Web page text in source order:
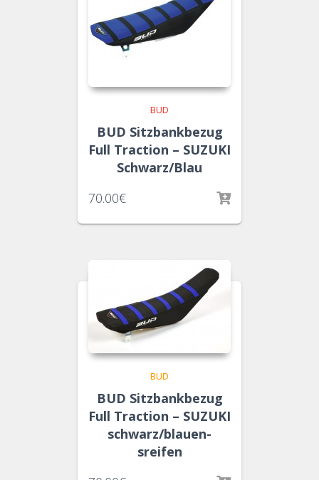
BUD
BUD Sitzbankbezug
Full Traction – SUZUKI
Schwarz/Blau
70.00€
BUD
BUD Sitzbankbezug
Full Traction – SUZUKI
schwarz/blauen-
sreifen